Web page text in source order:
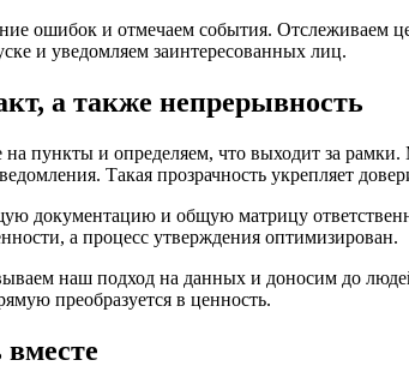
ошибок и отмечаем события. Отслеживаем
и уведомляем заинтересованных лиц.
а также непрерывность
пункты и определяем, что выходит за
Такая прозрачность укрепляет
документацию и общую матрицу
а процесс утверждения оптимизирован.
наш подход на данных и доносим до
преобразуется в ценность.
вместе